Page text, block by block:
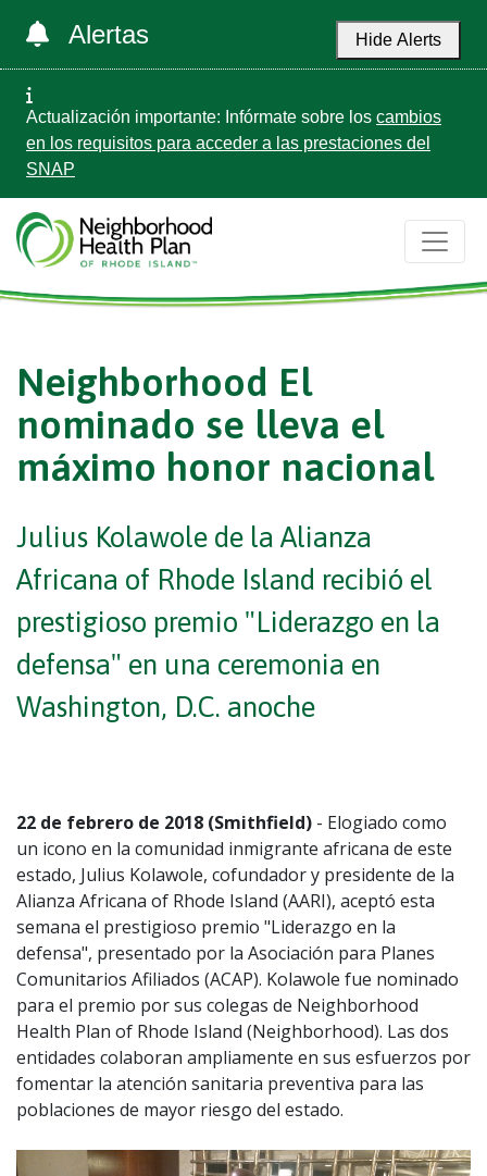
Alertas Hide Alerts
Actualización importante: Infórmate sobre los cambios
en los requisitos para acceder a las prestaciones del
SNAP
Neighborhood El
nominado se lleva el
máximo honor nacional
Julius Kolawole de la Alianza
Africana of Rhode Island recibió el
prestigioso premio "Liderazgo en la
defensa" en una ceremonia en
Washington, D.C. anoche
22 de febrero de 2018 (Smithfield) - Elogiado como
un icono en la comunidad inmigrante africana de este
estado, Julius Kolawole, cofundador y presidente de la
Alianza Africana of Rhode Island (AARI), aceptó esta
semana el prestigioso premio "Liderazgo en la
defensa", presentado por la Asociación para Planes
Comunitarios Afiliados (ACAP). Kolawole fue nominado
para el premio por sus colegas de Neighborhood
Health Plan of Rhode Island (Neighborhood). Las dos
entidades colaboran ampliamente en sus esfuerzos por
fomentar la atención sanitaria preventiva para las
poblaciones de mayor riesgo del estado.